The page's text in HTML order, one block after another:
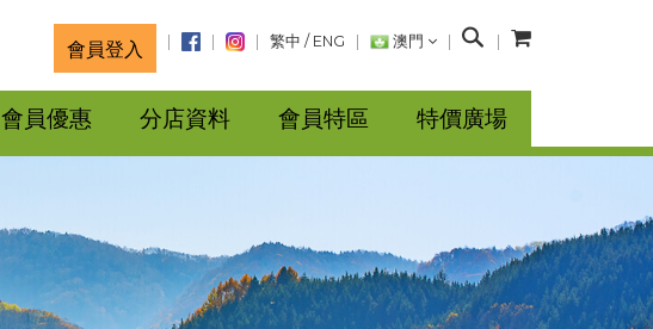
會員登入 繁中 / ENG 澳門
搜
會員優惠 分店資料 會員特區 特價廣場